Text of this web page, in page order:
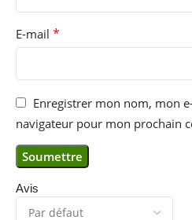
Avis
E-mail *
Enregistrer mon nom, mon
navigateur pour mon prochain